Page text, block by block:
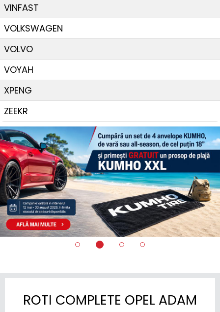
VINFAST
VOLKSWAGEN
VOLVO
VOYAH
XPENG
ZEEKR
ROTI COMPLETE OPEL ADAM